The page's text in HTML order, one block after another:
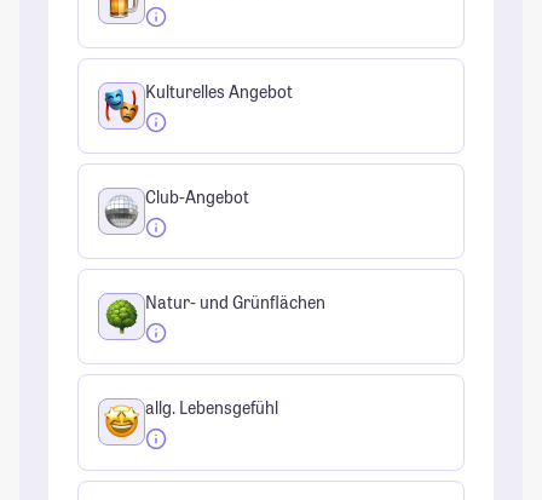
Kulturelles Angebot
Club-Angebot
Natur- und Grünflächen
allg. Lebensgefühl